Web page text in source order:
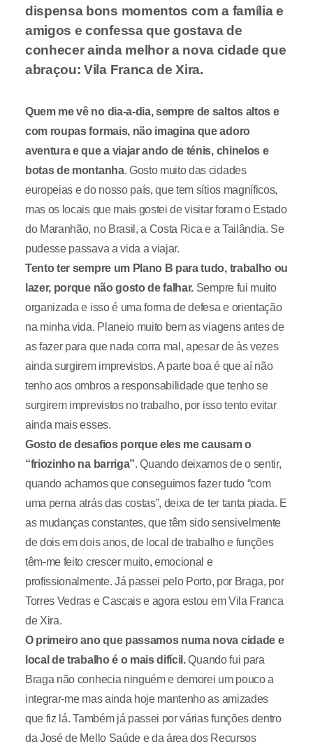
dispensa bons momentos com a família e
amigos e confessa que gostava de
conhecer ainda melhor a nova cidade que
abraçou: Vila Franca de Xira.
Quem me vê no dia-a-dia, sempre de saltos altos e
com roupas formais, não imagina que adoro
aventura e que a viajar ando de ténis, chinelos e
botas de montanha. Gosto muito das cidades
europeias e do nosso país, que tem sítios magníficos,
mas os locais que mais gostei de visitar foram o Estado
do Maranhão, no Brasil, a Costa Rica e a Tailândia. Se
pudesse passava a vida a viajar.
Tento ter sempre um Plano B para tudo, trabalho ou
lazer, porque não gosto de falhar. Sempre fui muito
organizada e isso é uma forma de defesa e orientação
na minha vida. Planeio muito bem as viagens antes de
as fazer para que nada corra mal, apesar de às vezes
ainda surgirem imprevistos. A parte boa é que aí não
tenho aos ombros a responsabilidade que tenho se
surgirem imprevistos no trabalho, por isso tento evitar
ainda mais esses.
Gosto de desafios porque eles me causam o
“friozinho na barriga”. Quando deixamos de o sentir,
quando achamos que conseguimos fazer tudo “com
uma perna atrás das costas”, deixa de ter tanta piada. E
as mudanças constantes, que têm sido sensivelmente
de dois em dois anos, de local de trabalho e funções
têm-me feito crescer muito, emocional e
profissionalmente. Já passei pelo Porto, por Braga, por
Torres Vedras e Cascais e agora estou em Vila Franca
de Xira.
O primeiro ano que passamos numa nova cidade e
local de trabalho é o mais difícil.Quando fui para
Braga não conhecia ninguém e demorei um pouco a
integrar-me mas ainda hoje mantenho as amizades
que fiz lá. Também já passei por várias funções dentro
da José de Mello Saúde e da área dos Recursos